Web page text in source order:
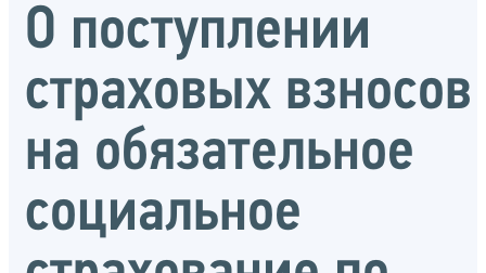
О поступлении
страховых взносов
на обязательное
социальное